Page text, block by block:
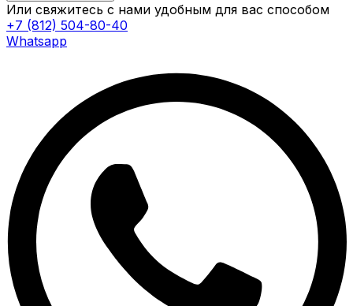
Или свяжитесь с нами удобным для вас способом
+7 (812) 504-80-40
Whatsapp